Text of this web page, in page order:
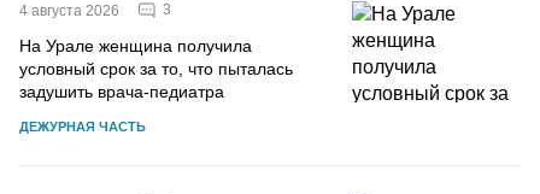
4 августа 2026 3
На Урале женщина получила
условный срок за то, что пыталась
задушить врача-педиатра
ДЕЖУРНАЯ ЧАСТЬ